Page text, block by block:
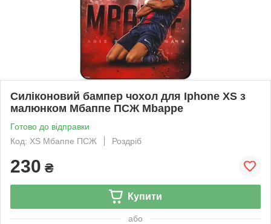
Силіконовий бампер чохол для Iphone XS з
малюнком Мбаппе ПСЖ Mbappe
Готово до відправки
Код: XS Мбаппе ПСЖ
Роздріб
230 ₴
Купити
або